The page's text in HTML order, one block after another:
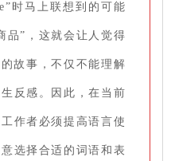
时马上联想到的可能
品”，这就会让人觉得
故事，不仅不能理解
反感。因此，在当前
作者必须提高语言使
选择合适的词语和表